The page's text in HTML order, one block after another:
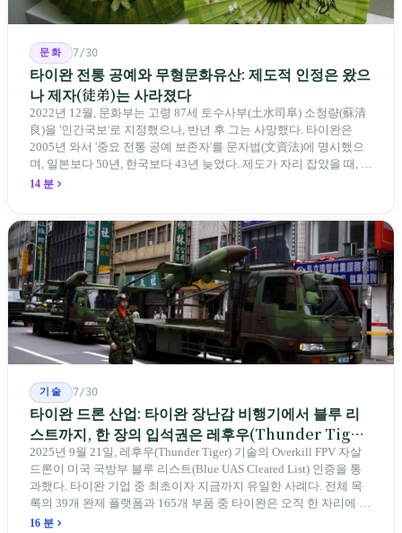
문화 7/30
타이완 전통 공예와 무형문화유산: 제도적 인정은 왔으
나 제자(徒弟)는 사라졌다
2022년 12월, 문화부는 고령 87세 토수사부(土水司阜) 소청량(蘇清
良)을 '인간국보'로 지정했으나, 반년 후 그는 사망했다. 타이완은
2005년 와서 '중요 전통 공예 보존자'를 문자법(文資法)에 명시했으
며, 일본보다 50년, 한국보다 43년 늦었다. 제도가 자리 잡았을 때, 제
자 제도는 이미 1970-80년대 산업화 과정에서 붕괴되었다. 600여 명
14 분
기술 7/30
타이완 드론 산업: 타이완 장난감 비행기에서 블루 리
스트까지, 한 장의 입석권은 레후우(Thunder Tiger)
에게
2025년 9월 21일, 레후우(Thunder Tiger) 기술의 Overkill FPV 자살
드론이 미국 국방부 블루 리스트(Blue UAS Cleared List) 인증을 통
과했다. 타이완 기업 중 최초이자 지금까지 유일한 사례다. 전체 목
록의 39개 완제 플랫폼과 165개 부품 중 타이완은 오직 한 자리에 불
과하다. 2026년 4월, 미국 양당 소속 상원의원 4명이 《타이완을 위
16 분